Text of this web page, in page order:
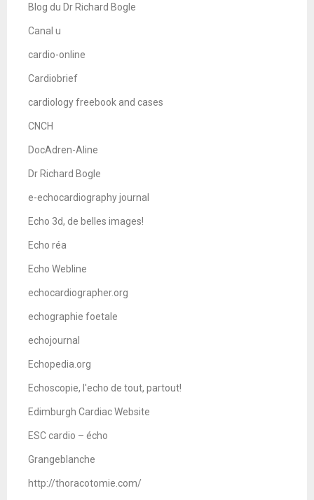
Blog du Dr Richard Bogle
Canal u
cardio-online
Cardiobrief
cardiology freebook and cases
CNCH
DocAdren-Aline
Dr Richard Bogle
e-echocardiography journal
Echo 3d, de belles images!
Echo réa
Echo Webline
echocardiographer.org
echographie foetale
echojournal
Echopedia.org
Echoscopie, l'echo de tout, partout!
Edimburgh Cardiac Website
ESC cardio – écho
Grangeblanche
http://thoracotomie.com/